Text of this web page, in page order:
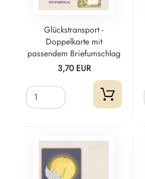
Glückstransport -
Doppelkarte mit
passendem Briefumschlag
3,70 EUR